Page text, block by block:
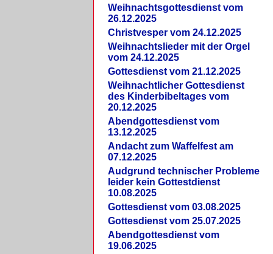
Weihnachtsgottesdienst vom
26.12.2025
Christvesper vom 24.12.2025
Weihnachtslieder mit der Orgel
vom 24.12.2025
Gottesdienst vom 21.12.2025
Weihnachtlicher Gottesdienst
des Kinderbibeltages vom
20.12.2025
Abendgottesdienst vom
13.12.2025
Andacht zum Waffelfest am
07.12.2025
Audgrund technischer Probleme
leider kein Gottestdienst
10.08.2025
Gottesdienst vom 03.08.2025
Gottesdienst vom 25.07.2025
Abendgottesdienst vom
19.06.2025